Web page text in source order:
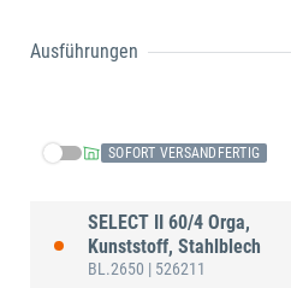
Ausführungen
SOFORT VERSANDFERTIG
SELECT II 60/4 Orga,
Kunststoff, Stahlblech
BL.2650 | 526211